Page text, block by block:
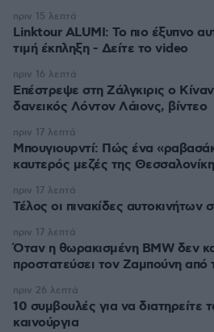
Linktour ALUMI: Το πιο έξυπνο
τιμή έκπληξη - Δείτε το video
πριν 15 λεπτά
Επέστρεψε στη Ζάλγκιρις ο
δανεικός Λόντον Λάιονς, βίντεο
πριν 16 λεπτά
Μπουγιουρντί: Πώς ένα
καυτερός μεζές της
πριν 17 λεπτά
Τέλος οι πινακίδες αυτοκινήτων
πριν 17 λεπτά
Όταν η θωρακισμένη BMW δεν
προστατεύσει τον Ζαμπούνη από
πριν 17 λεπτά
10 συμβουλές για να διατηρείτε
καινούργια
πριν 26 λεπτά